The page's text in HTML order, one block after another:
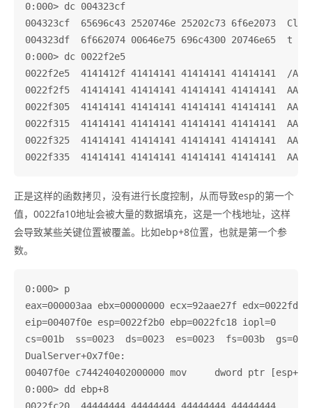
0:000> dc 004323cf
004323cf  65696c43 2520746e 25202c73 6f6e2073
004323df  6f662074 00646e75 696c4300 20746e65  t
0:000> dc 0022f2e5
0022f2e5  4141412f 41414141 41414141 41414141  /
0022f2f5  41414141 41414141 41414141 41414141
0022f305  41414141 41414141 41414141 41414141
0022f315  41414141 41414141 41414141 41414141
0022f325  41414141 41414141 41414141 41414141
正是这样的函数拷贝，没有进行长度控制，从而导致esp的第一个
值，0022fa10地址会被大量的数据填充，这是一个栈地址，这样
会导致某些关键位置被覆盖。比如ebp+8位置，也就是第一个参
数。
0:000> p
eax=000003aa ebx=00000000 ecx=92aae27f
eip=00407f0e esp=0022f2b0 ebp=0022fc18 iopl=0
cs=001b  ss=0023  ds=0023  es=0023  fs=003b
DualServer+0x7f0e:
00407f0e c744240402000000 mov     dword ptr
0:000> dd ebp+8